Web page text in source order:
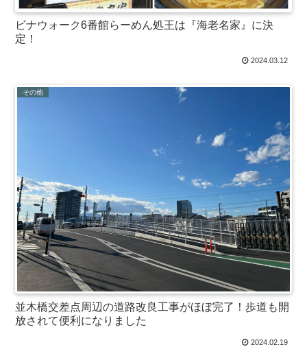
ビナウォーク6番館らーめん処王は『海老名家』に決
定！
2024.03.12
その他
並木橋交差点周辺の道路改良工事がほぼ完了！歩道も開
放されて便利になりました
2024.02.19